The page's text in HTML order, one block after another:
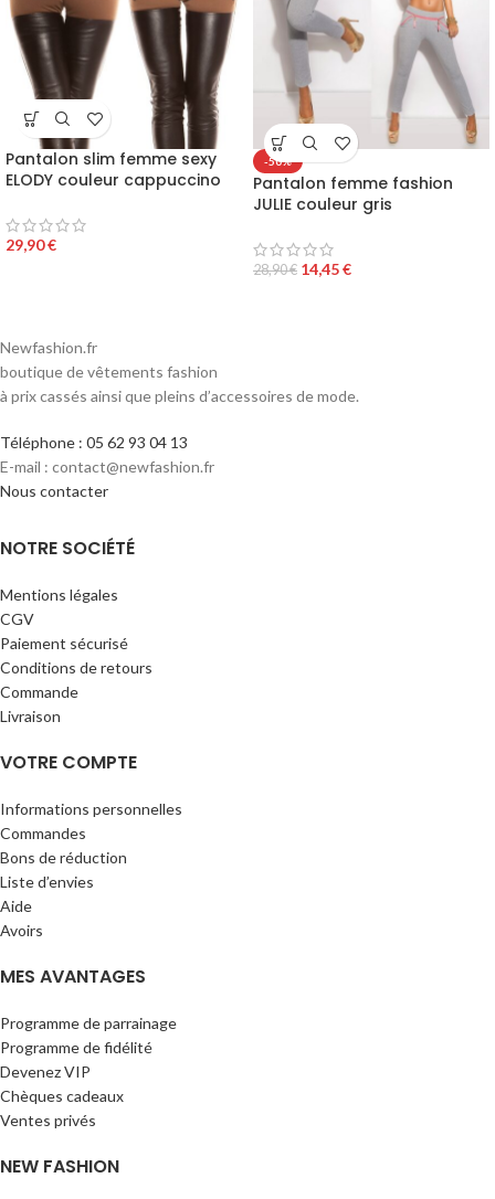
Pantalon slim femme sexy
ELODY couleur cappuccino
29,90€
-50%
Pantalon femme fashion
JULIE couleur gris
28,90€ 14,45€
Newfashion.fr
boutique de vêtements fashion
à prix cassés ainsi que pleins d’accessoires de mode.
Téléphone : 05 62 93 04 13
E-mail : contact@newfashion.fr
Nous contacter
NOTRE SOCIÉTÉ
Mentions légales
CGV
Paiement sécurisé
Conditions de retours
Commande
Livraison
VOTRE COMPTE
Informations personnelles
Commandes
Bons de réduction
Liste d’envies
Aide
Avoirs
MES AVANTAGES
Programme de parrainage
Programme de fidélité
Devenez VIP
Chèques cadeaux
Ventes privés
NEW FASHION